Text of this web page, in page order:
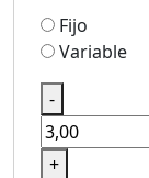
Fijo
Variable
-
+